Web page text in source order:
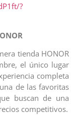
?
tienda HONOR
el único lugar
completa
de las favoritas
buscan de una
competitivos.